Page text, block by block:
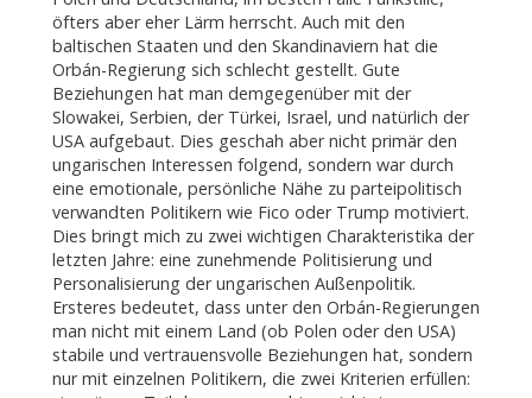
öfters aber eher Lärm herrscht. Auch mit den
baltischen Staaten und den Skandinaviern hat die
Orbán-Regierung sich schlecht gestellt. Gute
Beziehungen hat man demgegenüber mit der
Slowakei, Serbien, der Türkei, Israel, und natürlich der
USA aufgebaut. Dies geschah aber nicht primär den
ungarischen Interessen folgend, sondern war durch
eine emotionale, persönliche Nähe zu parteipolitisch
verwandten Politikern wie Fico oder Trump motiviert.
Dies bringt mich zu zwei wichtigen Charakteristika der
letzten Jahre: eine zunehmende Politisierung und
Personalisierung der ungarischen Außenpolitik.
Ersteres bedeutet, dass unter den Orbán-Regierungen
man nicht mit einem Land (ob Polen oder den USA)
stabile und vertrauensvolle Beziehungen hat, sondern
nur mit einzelnen Politikern, die zwei Kriterien erfüllen: